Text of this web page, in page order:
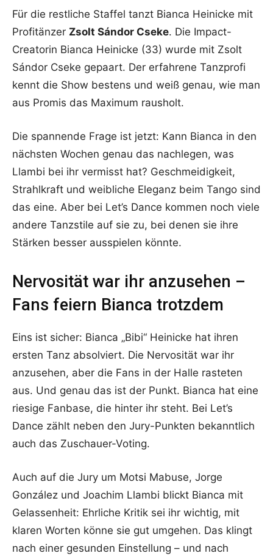
Für die restliche Staffel tanzt Bianca Heinicke mit
Profitänzer Zsolt Sándor Cseke. Die Impact-
Creatorin Bianca Heinicke (33) wurde mit Zsolt
Sándor Cseke gepaart. Der erfahrene Tanzprofi
kennt die Show bestens und weiß genau, wie man
aus Promis das Maximum rausholt.
Die spannende Frage ist jetzt: Kann Bianca in den
nächsten Wochen genau das nachlegen, was
Llambi bei ihr vermisst hat? Geschmeidigkeit,
Strahlkraft und weibliche Eleganz beim Tango sind
das eine. Aber bei Let’s Dance kommen noch viele
andere Tanzstile auf sie zu, bei denen sie ihre
Stärken besser ausspielen könnte.
Nervosität war ihr anzusehen –
Fans feiern Bianca trotzdem
Eins ist sicher: Bianca „Bibi“ Heinicke hat ihren
ersten Tanz absolviert. Die Nervosität war ihr
anzusehen, aber die Fans in der Halle rasteten
aus. Und genau das ist der Punkt. Bianca hat eine
riesige Fanbase, die hinter ihr steht. Bei Let’s
Dance zählt neben den Jury-Punkten bekanntlich
auch das Zuschauer-Voting.
Auch auf die Jury um Motsi Mabuse, Jorge
González und Joachim Llambi blickt Bianca mit
Gelassenheit: Ehrliche Kritik sei ihr wichtig, mit
klaren Worten könne sie gut umgehen. Das klingt
nach einer gesunden Einstellung – und nach